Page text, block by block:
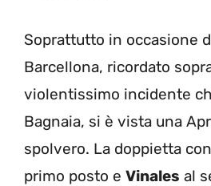
Soprattutto in occasione
Barcellona, ricordato
violentissimo incidente
Bagnaia, si è vista una
spolvero. La doppietta con
primo posto e Vinales al